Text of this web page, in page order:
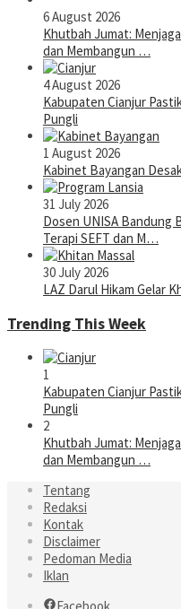
6 August 2026
Khutbah Jumat:
dan Membangun …
4 August 2026
Kabupaten Cianjur
Pungli
1 August 2026
Kabinet Bayangan
31 July 2026
Dosen UNISA Bandung
Terapi SEFT dan M…
30 July 2026
LAZ Darul Hikam Gelar
Trending This Week
1
Kabupaten Cianjur
Pungli
2
Khutbah Jumat:
dan Membangun …
Tentang
Redaksi
Kontak
Disclaimer
Pedoman Media
Iklan